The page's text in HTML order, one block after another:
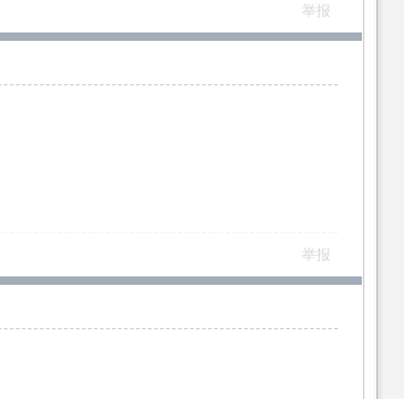
举报
举报